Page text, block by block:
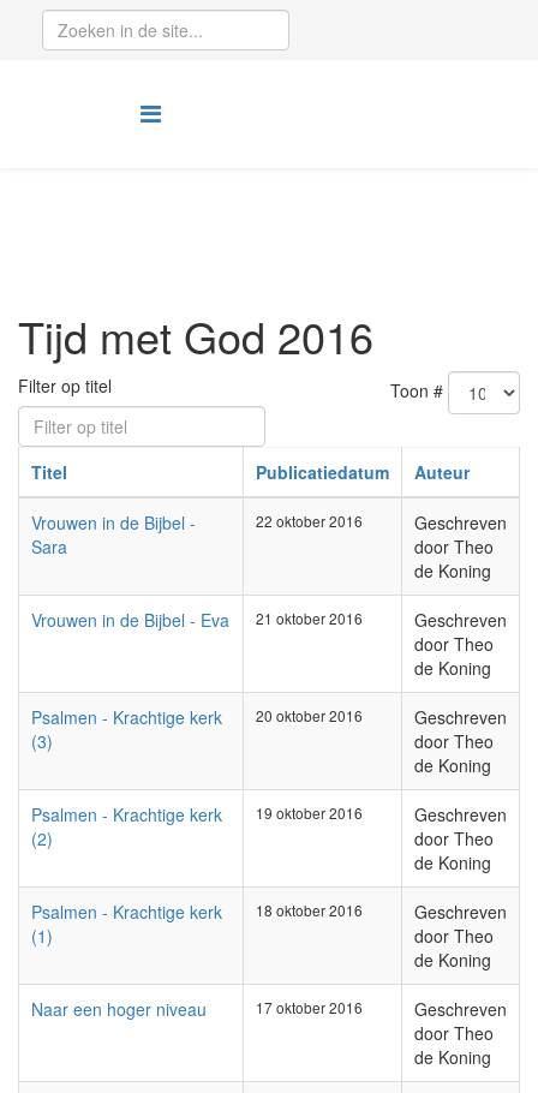
Tijd met God 2016
Filter op titel Toon #
Titel Publicatiedatum Auteur
Vrouwen in de Bijbel -
Sara
22 oktober 2016
Geschreven
door Theo
de Koning
Vrouwen in de Bijbel - Eva 21 oktober 2016
Geschreven
door Theo
de Koning
Psalmen - Krachtige kerk
(3)
20 oktober 2016
Geschreven
door Theo
de Koning
Psalmen - Krachtige kerk
(2)
19 oktober 2016
Geschreven
door Theo
de Koning
Psalmen - Krachtige kerk
(1)
18 oktober 2016
Geschreven
door Theo
de Koning
Naar een hoger niveau 17 oktober 2016
Geschreven
door Theo
de Koning